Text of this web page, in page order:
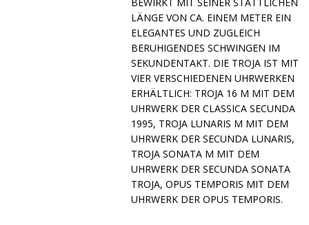
GE VON CA. EINEM METER EIN ELE
GANTES UND ZUGLEICH BER
UHIGENDES SCHWINGEN IM SEK
UNDENTAKT. DIE TROJA IST MIT VIE
R VERSCHIEDENEN UHRWERKEN ERH
ÄLTLICH: TROJA 16 M MIT DEM UHR
WERK DER CLASSICA SECUNDA 199
5, TROJA LUNARIS M MIT DEM UHR
WERK DER SECUNDA LUNARIS, TRO
JA SONATA M MIT DEM UHR
WERK DER SECUNDA SONATA TRO
JA, OPUS TEMPORIS MIT DEM UHR
WERK DER OPUS TEMPORIS.